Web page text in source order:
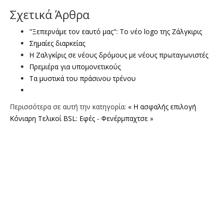
Σχετικά Άρθρα
"Ξεπερνάμε τον εαυτό μας": Το νέο logo της Ζάλγκιρις
Σημαίες διαρκείας
Η Ζαλγκίρις σε νέους δρόμους με νέους πρωταγωνιστές
Πρεμιέρα για υπομονετικούς
Τα μυστικά του πράσινου τρένου
Περισσότερα σε αυτή την κατηγορία: « Η ασφαλής επιλογή
Κόνιαρη Τελικοί BSL: Εφές - Φενέρμπαχτσε »